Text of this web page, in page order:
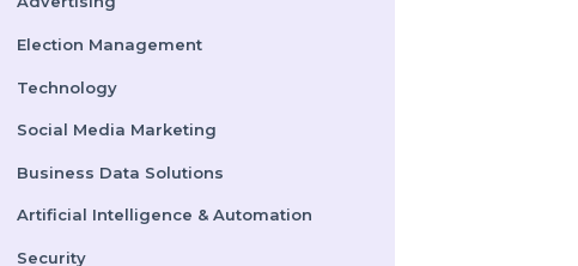
Digital Marketing
Advertising
Election Management
Technology